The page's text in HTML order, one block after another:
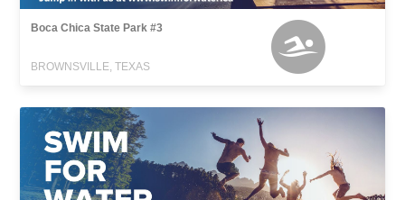
Boca Chica State Park #3
BROWNSVILLE, TEXAS